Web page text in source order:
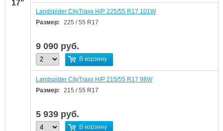
17"
Landspider CityTraxx H/P 225/55 R17 101W
Размер:
225 / 55 R17
9 090 руб.
В корзину
Landspider CityTraxx H/P 215/55 R17 98W
Размер:
215 / 55 R17
5 939 руб.
В корзину